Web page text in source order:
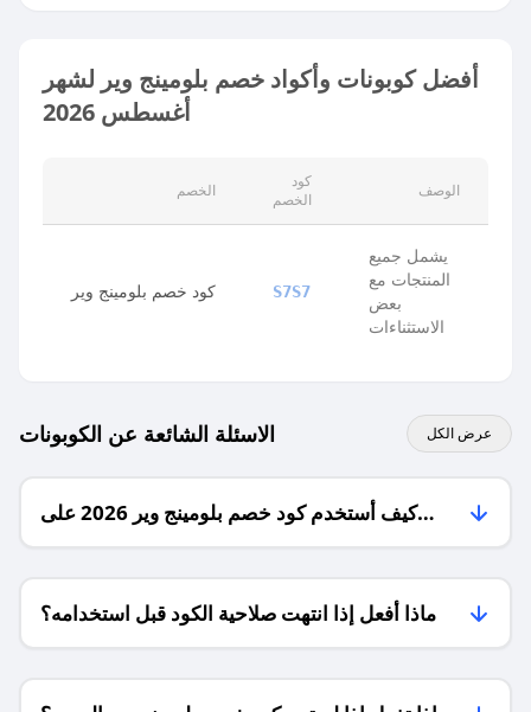
أفضل كوبونات وأكواد خصم بلومينج وير لشهر
أغسطس 2026
الخصم
كود
الخصم
الوصف
كود خصم بلومينج وير S7S7
يشمل جميع
المنتجات مع
بعض
الاستثناءات
الاسئلة الشائعة عن الكوبونات عرض الكل
كيف أستخدم كود خصم بلومينج وير 2026 على
الموقع في السعودية؟
ماذا أفعل إذا انتهت صلاحية الكود قبل استخدامه؟